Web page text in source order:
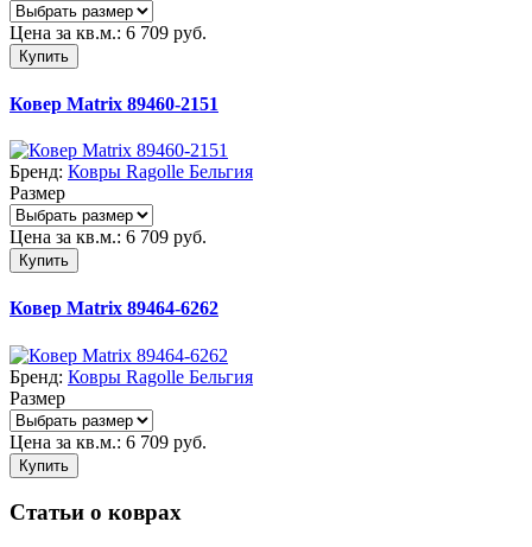
Цена за кв.м.: 6 709 руб.
Купить
Ковер Matrix 89460-2151
Бренд: Ковры Ragolle Бельгия
Размер
Цена за кв.м.: 6 709 руб.
Купить
Ковер Matrix 89464-6262
Бренд: Ковры Ragolle Бельгия
Размер
Цена за кв.м.: 6 709 руб.
Купить
Статьи о коврах